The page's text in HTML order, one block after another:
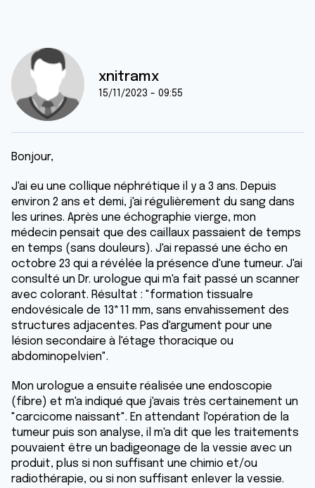
xnitramx
15/11/2023 - 09:55
Bonjour,
J'ai eu une collique néphrétique il y a 3 ans. Depuis
environ 2 ans et demi, j'ai régulièrement du sang dans
les urines. Après une échographie vierge, mon
médecin pensait que des caillaux passaient de temps
en temps (sans douleurs). J'ai repassé une écho en
octobre 23 qui a révélée la présence d'une tumeur. J'ai
consulté un Dr. urologue qui m'a fait passé un scanner
avec colorant. Résultat : "formation tissualre
endovésicale de 13*11 mm, sans envahissement des
structures adjacentes. Pas d'argument pour une
lésion secondaire à l'étage thoracique ou
abdominopelvien".
Mon urologue a ensuite réalisée une endoscopie
(fibre) et m'a indiqué que j'avais très certainement un
"carcicome naissant". En attendant l'opération de la
tumeur puis son analyse, il m'a dit que les traitements
pouvaient être un badigeonage de la vessie avec un
produit, plus si non suffisant une chimio et/ou
radiothérapie, ou si non suffisant enlever la vessie.